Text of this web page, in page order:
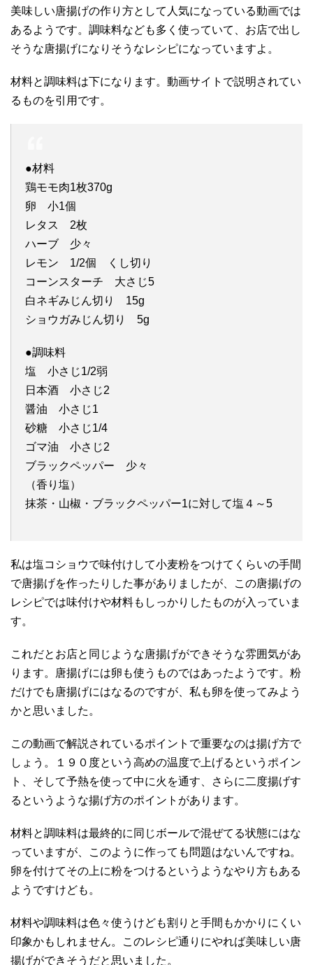
美味しい唐揚げの作り方として人気になっている動画では
あるようです。調味料なども多く使っていて、お店で出し
そうな唐揚げになりそうなレシピになっていますよ。
材料と調味料は下になります。動画サイトで説明されてい
るものを引用です。
●材料
鶏モモ肉1枚370g
卵 小1個
レタス 2枚
ハーブ 少々
レモン 1/2個 くし切り
コーンスターチ 大さじ5
白ネギみじん切り 15g
ショウガみじん切り 5g
●調味料
塩 小さじ1/2弱
日本酒 小さじ2
醤油 小さじ1
砂糖 小さじ1/4
ゴマ油 小さじ2
ブラックペッパー 少々
（香り塩）
抹茶・山椒・ブラックペッパー1に対して塩４～5
私は塩コショウで味付けして小麦粉をつけてくらいの手間
で唐揚げを作ったりした事がありましたが、この唐揚げの
レシピでは味付けや材料もしっかりしたものが入っていま
す。
これだとお店と同じような唐揚げができそうな雰囲気があ
ります。唐揚げには卵も使うものではあったようです。粉
だけでも唐揚げにはなるのですが、私も卵を使ってみよう
かと思いました。
この動画で解説されているポイントで重要なのは揚げ方で
しょう。１９０度という高めの温度で上げるというポイン
ト、そして予熱を使って中に火を通す、さらに二度揚げす
るというような揚げ方のポイントがあります。
材料と調味料は最終的に同じボールで混ぜてる状態にはな
っていますが、このように作っても問題はないんですね。
卵を付けてその上に粉をつけるというようなやり方もある
ようですけども。
材料や調味料は色々使うけども割りと手間もかかりにくい
印象かもしれません。このレシピ通りにやれば美味しい唐
揚げができそうだと思いました。